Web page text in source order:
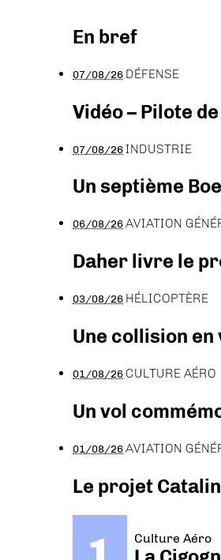
En bref
07/08/26 DÉFENSE
Vidéo – Pilote
07/08/26INDUSTRIE
Un septième
06/08/26AVIATION
Daher livre le
03/08/26 HÉLICOPTÈRE
Une collision
01/08/26 CULTURE AÉRO
Un vol
01/08/26AVIATION
Le projet
Culture Aéro